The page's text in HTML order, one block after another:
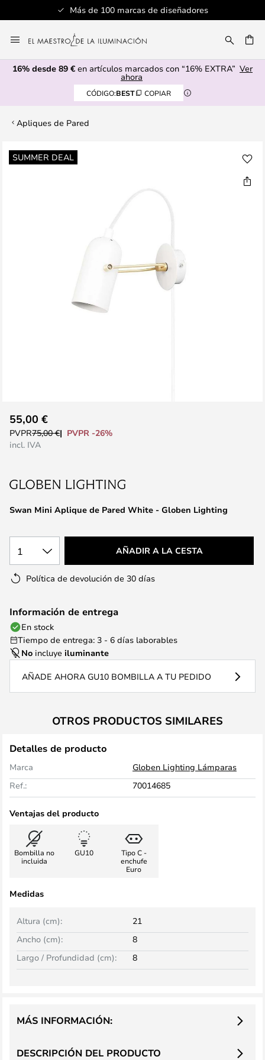
Más de 100 marcas de diseñadores
al
contenido
16% desde 89 € en artículos marcados con “16% EXTRA” Ver
ahora
CÓDIGO:BEST COPIAR
Apliques de Pared
SUMMER DEAL
Saltar
al
comienzo
galería
imágenes
Swan Mini Aplique de Pared White - Globen Lighting
55,00 €
PVPR75,00 €
PVPR -26%
incl. IVA
1 AÑADIR A LA CESTA
Política de devolución de 30 días
Información de entrega
En stock
Tiempo de entrega: 3 - 6 días laborables
No incluye iluminante
AÑADE AHORA GU10 BOMBILLA A TU PEDIDO
OTROS PRODUCTOS SIMILARES
Detalles de producto
Marca
Globen Lighting Lámparas
Ref.:
70014685
Ventajas del producto
Bombilla no
incluida
GU10
Tipo C -
enchufe
Euro
Medidas
Ancho (cm): 8
Altura (cm): 21
Largo / Profundidad (cm): 8
DESCRIPCIÓN DEL PRODUCTO
MÁS INFORMACIÓN: